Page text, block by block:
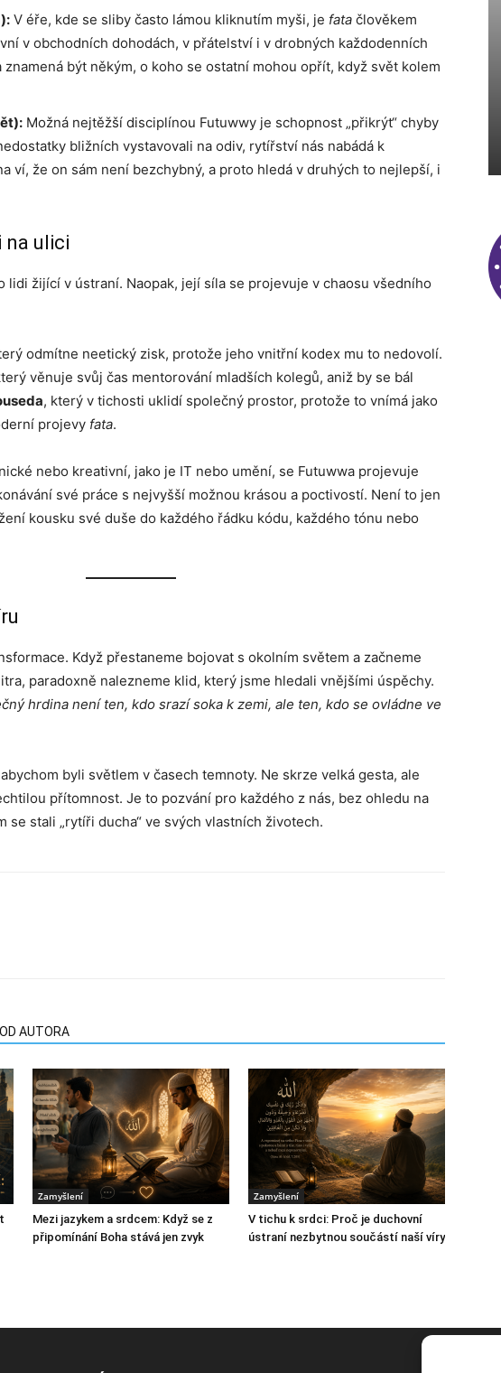
V éře, kde se sliby často lámou kliknutím myši, je fata člověkem
v obchodních dohodách, v přátelství i v drobných každodenních
být někým, o koho se ostatní mohou opřít, když svět kolem
Možná nejtěžší disciplínou Futuwwy je schopnost „přikrýt“ chyby
bližních vystavovali na odiv, rytířství nás nabádá k
ví, že on sám není bezchybný, a proto hledá v druhých to nejlepší, i
na ulici
lidi žijící v ústraní. Naopak, její síla se projevuje v chaosu všedního
odmítne neetický zisk, protože jeho vnitřní kodex mu to nedovolí.
věnuje svůj čas mentorování mladších kolegů, aniž by se bál
, který v tichosti uklidí společný prostor, protože to vnímá jako
projevy fata.
nebo kreativní, jako je IT nebo umění, se Futuwwa projevuje
své práce s nejvyšší možnou krásou a poctivostí. Není to jen
kousku své duše do každého řádku kódu, každého tónu nebo
Když přestaneme bojovat s okolním světem a začneme
paradoxně nalezneme klid, který jsme hledali vnějšími úspěchy.
hrdina není ten, kdo srazí soka k zemi, ale ten, kdo se ovládne ve
byli světlem v časech temnoty. Ne skrze velká gesta, ale
přítomnost. Je to pozvání pro každého z nás, bez ohledu na
se stali „rytíři ducha“ ve svých vlastních životech.
AUTORA
Zamyšlení
Mezi jazykem a srdcem: Když se z
připomínání Boha stává jen zvyk
Zamyšlení
V tichu k srdci: Proč je duchovní
ústraní nezbytnou součástí naší víry